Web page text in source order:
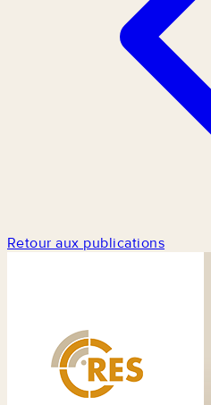
Retour aux publications